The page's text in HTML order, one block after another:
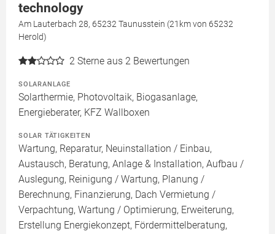
technology
Am Lauterbach 28, 65232 Taunusstein (21km von 65232
Herold)
2 Sterne aus 2 Bewertungen
SOLARANLAGE
Solarthermie, Photovoltaik, Biogasanlage,
Energieberater, KFZ Wallboxen
SOLAR TÄTIGKEITEN
Wartung, Reparatur, Neuinstallation / Einbau,
Austausch, Beratung, Anlage & Installation, Aufbau /
Auslegung, Reinigung / Wartung, Planung /
Berechnung, Finanzierung, Dach Vermietung /
Verpachtung, Wartung / Optimierung, Erweiterung,
Erstellung Energiekonzept, Fördermittelberatung,